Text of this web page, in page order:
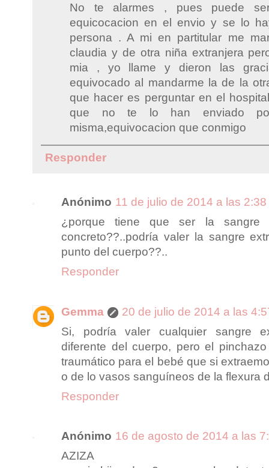
No te alarmes , pues puede
equicocacion en el envio y se lo
persona . A mi en partitular me
claudia y de otra niña extranjera
mia , yo llame y dieron las
equivocado al mandarme la de la
que hacer es perguntar en el
que no te lo han enviado
misma,equivocacion que conmigo
Responder
Anónimo 11 de julio de 2014 a las 2:38
¿porque tiene que ser la sangre
concreto??..podría valer la sangre
punto del cuerpo??..
Responder
Gemma
20 de julio de 2014 a las
Si, podría valer cualquier sangre
diferente del cuerpo, pero el
traumático para el bebé que si
o de lo vasos sanguíneos de la flexura
Responder
Anónimo 16 de agosto de 2014 a las
AZIZA